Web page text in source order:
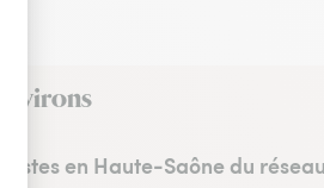
en Haute-Saône du